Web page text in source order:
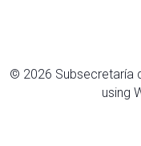
© 2026 Subsecretaría
using